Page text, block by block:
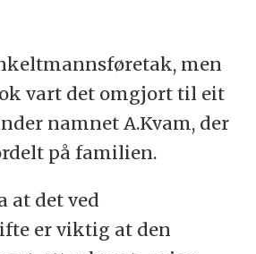
men
vart det omgjort til eit
namnet A.Kvam, der
på familien.
at det ved
er viktig at den